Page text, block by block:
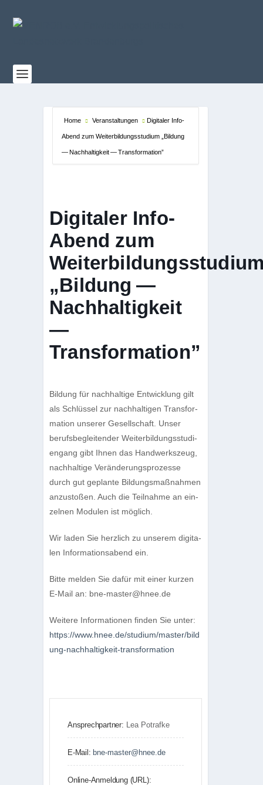
Home Veranstaltungen Digitaler Info-
Abend zum Weiterbildungsstudium „Bildung
— Nachhaltigkeit — Transformation”
Digitaler Info-
Abend zum
„Bildung —
Nachhaltigkeit
—
Transformation”
Bil­dung für nach­hal­tige Ent­wick­lung gilt
als Schlüs­sel zur nach­hal­ti­gen Trans­for­
ma­tion unse­rer Gesell­schaft. Unser
berufs­be­glei­ten­der Wei­ter­bil­dungs­stu­di­
en­gang gibt Ihnen das Hand­werks­zeug,
nach­hal­tige Ver­än­de­rungs­pro­zesse
durch gut geplante Bil­dungs­maß­nah­men
anzu­sto­ßen. Auch die Teil­nahme an ein­
zel­nen Modu­len ist möglich.
Wir laden Sie herz­lich zu unse­rem digi­ta­
len Infor­ma­ti­ons­abend ein.
Bitte mel­den Sie dafür mit einer kur­zen
E‑Mail an: bne-master@hnee.de
Wei­tere Infor­ma­tio­nen fin­den Sie unter:
https://​www​.hnee​.de/​s​t​u​d​i​u​m​/​m​a​s​t​e​r​/​b​i​l​d​
u​n​g​-​n​a​c​h​h​a​l​t​i​g​k​e​i​t​-​t​r​a​n​s​f​o​r​m​ation
Ansprechpartner: Lea Potrafke
E-Mail: bne-master@hnee.de
Online-Anmeldung (URL):